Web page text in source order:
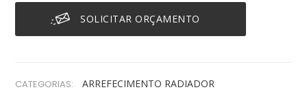
SOLICITAR ORÇAMENTO
CATEGORIAS: ARREFECIMENTO RADIADOR